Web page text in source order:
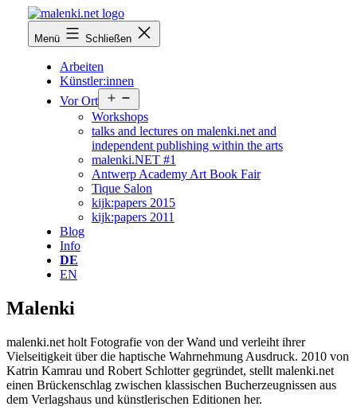
Zum
Inhalt
springen
malenki.net
Menü Schließen
Arbeiten
Künstler:innen
Vor Ort
öffnen
Workshops
talks and lectures on malenki.net and
independent publishing within the arts
malenki.NET #1
Antwerp Academy Art Book Fair
Tique Salon
kijk:papers 2015
kijk:papers 2011
Blog
Info
DE
EN
Malenki
malenki.net holt Fotografie von der Wand und verleiht ihrer
Vielseitigkeit über die haptische Wahrnehmung Ausdruck. 2010 von
Katrin Kamrau und Robert Schlotter gegründet, stellt malenki.net
einen Brückenschlag zwischen klassischen Bucherzeugnissen aus
dem Verlagshaus und künstlerischen Editionen her.